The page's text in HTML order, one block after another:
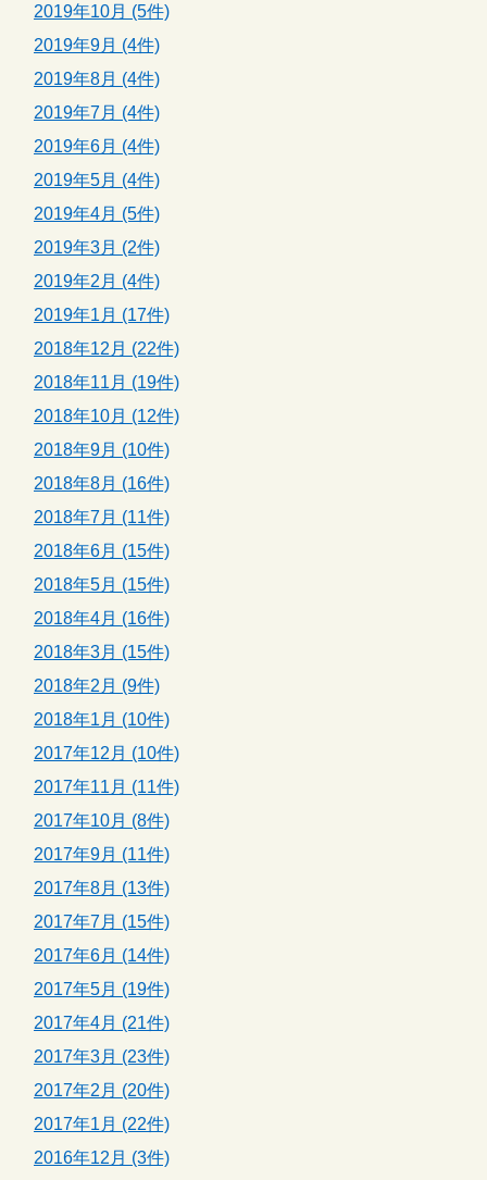
2019年10月 (5件)
2019年9月 (4件)
2019年8月 (4件)
2019年7月 (4件)
2019年6月 (4件)
2019年5月 (4件)
2019年4月 (5件)
2019年3月 (2件)
2019年2月 (4件)
2019年1月 (17件)
2018年12月 (22件)
2018年11月 (19件)
2018年10月 (12件)
2018年9月 (10件)
2018年8月 (16件)
2018年7月 (11件)
2018年6月 (15件)
2018年5月 (15件)
2018年4月 (16件)
2018年3月 (15件)
2018年2月 (9件)
2018年1月 (10件)
2017年12月 (10件)
2017年11月 (11件)
2017年10月 (8件)
2017年9月 (11件)
2017年8月 (13件)
2017年7月 (15件)
2017年6月 (14件)
2017年5月 (19件)
2017年4月 (21件)
2017年3月 (23件)
2017年2月 (20件)
2017年1月 (22件)
2016年12月 (3件)